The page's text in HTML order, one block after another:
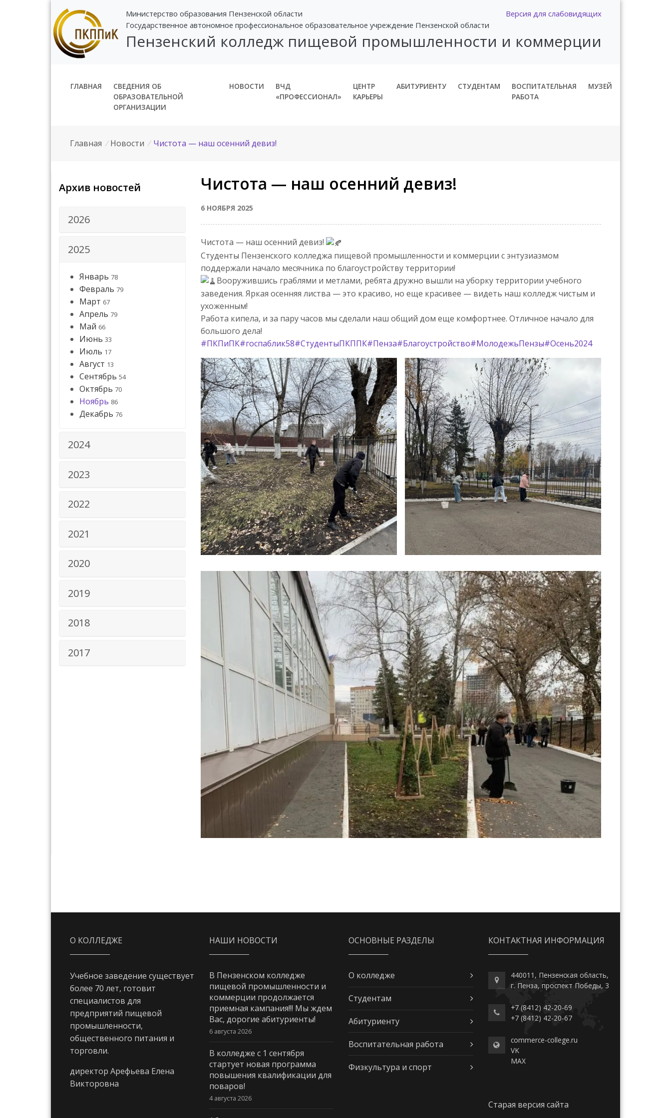
Версия для слабовидящих
Министерство образования Пензенской области
Государственное автономное профессиональное образовательное учреждение Пензенской области
Пензенский колледж пищевой промышленности и коммерции
ГЛАВНАЯ
СВЕДЕНИЯ ОБ
ОБРАЗОВАТЕЛЬНОЙ
ОРГАНИЗАЦИИ
НОВОСТИ
ВЧД
«ПРОФЕССИОНАЛ»
ЦЕНТР
КАРЬЕРЫ
АБИТУРИЕНТУ СТУДЕНТАМ
ВОСПИТАТЕЛЬНАЯ
РАБОТА
МУЗЕЙ
Главная / Новости / Чистота — наш осенний девиз!
Архив новостей
2026
2025
Январь 78
Февраль 79
Март 67
Апрель 79
Май 66
Июнь 33
Июль 17
Август 13
Сентябрь 54
Октябрь 70
Ноябрь 86
Декабрь 76
2024
2023
2022
2021
2020
2019
2018
2017
Чистота — наш осенний девиз!
6 НОЯБРЯ 2025
Чистота — наш осенний девиз!
Студенты Пензенского колледжа пищевой промышленности и коммерции с энтузиазмом
поддержали начало месячника по благоустройству территории!
Вооружившись граблями и метлами, ребята дружно вышли на уборку территории учебного
заведения. Яркая осенняя листва — это красиво, но еще красивее — видеть наш колледж чистым и
ухоженным!
Работа кипела, и за пару часов мы сделали наш общий дом еще комфортнее. Отличное начало для
большого дела!
#ПКПиПК#госпаблик58#СтудентыПКППК#Пенза#Благоустройство#МолодежьПензы#Осень2024
О КОЛЛЕДЖЕ
Учебное заведение существует
более 70 лет, готовит
специалистов для
предприятий пищевой
промышленности,
общественного питания и
торговли.
директор Арефьева Елена
Викторовна
НАШИ НОВОСТИ
В Пензенском колледже
пищевой промышленности и
коммерции продолжается
приемная кампания!!! Мы ждем
Вас, дорогие абитуриенты!
6 августа 2026
В колледже с 1 сентября
стартует новая программа
повышения квалификации для
поваров!
4 августа 2026
ОСНОВНЫЕ РАЗДЕЛЫ
О колледже
Студентам
Абитуриенту
Воспитательная работа
Физкультура и спорт
КОНТАКТНАЯ ИНФОРМАЦИЯ
440011, Пензенская область,
г. Пенза, проспект Победы, 3
+7 (8412) 42-20-69
+7 (8412) 42-20-67
commerce-college.ru
VK
MAX
Старая версия сайта